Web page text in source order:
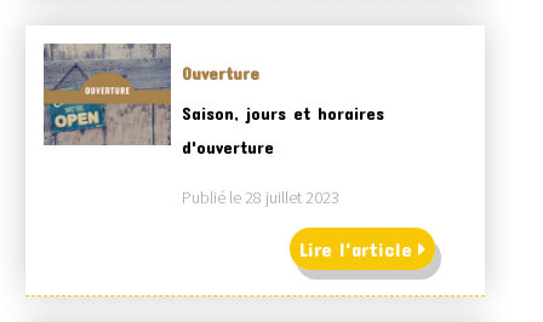
Ouverture
Saison, jours et horaires
d'ouverture
Publié le 28 juillet 2023
Lire l'article